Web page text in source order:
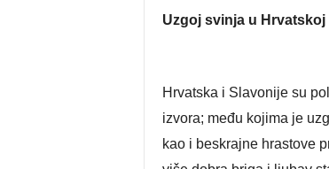
Uzgoj svinja u Hrvatskoj
Hrvatska i Slavonije su
izvora; među kojima je
kao i beskrajne hrastove